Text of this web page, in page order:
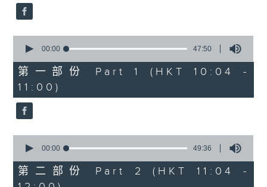
16
seconds
seconds
47
minutes,
50
seconds
00:00 47:50
第一部份 Part 1 (HKT 10:04 -
11:00)
seconds
49
minutes,
00:00 49:36
第二部份 Part 2 (HKT 11:04 -